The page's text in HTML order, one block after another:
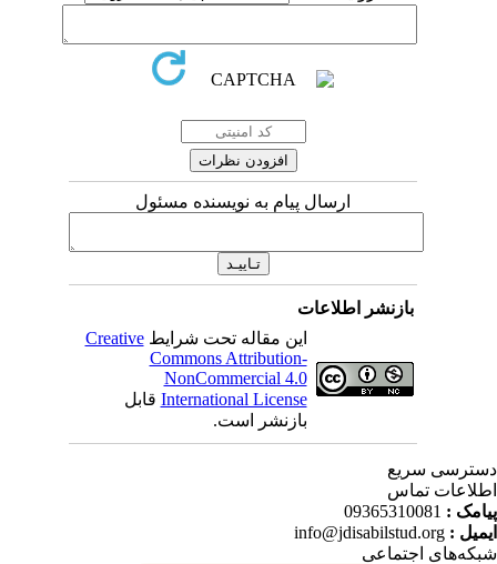
ارسال پیام به نویسنده مسئول
بازنشر اطلاعات
این مقاله تحت شرایطCreative
Commons Attribution-
NonCommercial 4.0
International Licenseقابل
بازنشر است.
سریع
تماس
:
09365310081
:
info@jdisabilstud.org
اجتماعی